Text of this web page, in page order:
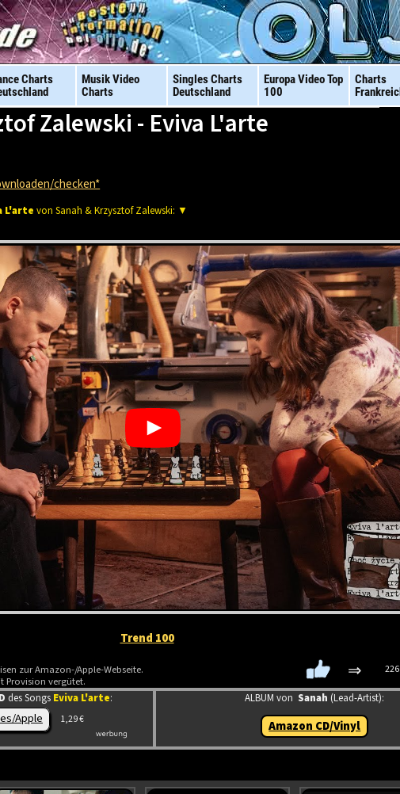
Charts
Musik Video
Charts
Singles Charts
Deutschland
Europa VideoTop
100
Charts
Zalewski - Eviva L'arte
checken*
L'arte von Sanah & Krzysztof Zalewski: ▼
Trend 100
zur Amazon-/Apple-Webseite.
Provision vergütet.
⇒
des Songs Eviva L'arte:
Apple 1,29 €
ALBUM von Sanah (Lead-Artist):
Amazon CD/Vinyl